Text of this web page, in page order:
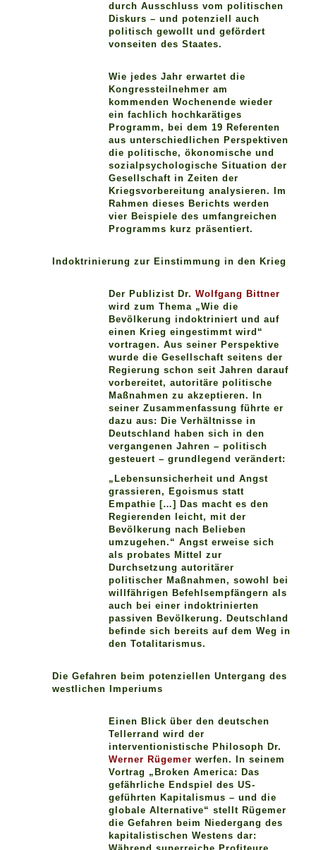
durch Ausschluss vom politischen
Diskurs – und potenziell auch
politisch gewollt und gefördert
vonseiten des Staates.
Wie jedes Jahr erwartet die
Kongressteilnehmer am
kommenden Wochenende wieder
ein fachlich hochkarätiges
Programm, bei dem 19 Referenten
aus unterschiedlichen Perspektiven
die politische, ökonomische und
sozialpsychologische Situation der
Gesellschaft in Zeiten der
Kriegsvorbereitung analysieren. Im
Rahmen dieses Berichts werden
vier Beispiele des umfangreichen
Programms kurz präsentiert.
Indoktrinierung zur Einstimmung in den Krieg
Der Publizist Dr.Wolfgang Bittner
wird zum Thema „Wie die
Bevölkerung indoktriniert und auf
einen Krieg eingestimmt wird“
vortragen. Aus seiner Perspektive
wurde die Gesellschaft seitens der
Regierung schon seit Jahren darauf
vorbereitet, autoritäre politische
Maßnahmen zu akzeptieren. In
seiner Zusammenfassung führte er
dazu aus: Die Verhältnisse in
Deutschland haben sich in den
vergangenen Jahren – politisch
gesteuert – grundlegend verändert:
„Lebensunsicherheit und Angst
grassieren, Egoismus statt
Empathie […] Das macht es den
Regierenden leicht, mit der
Bevölkerung nach Belieben
umzugehen.“ Angst erweise sich
als probates Mittel zur
Durchsetzung autoritärer
politischer Maßnahmen, sowohl bei
willfährigen Befehlsempfängern als
auch bei einer indoktrinierten
passiven Bevölkerung. Deutschland
befinde sich bereits auf dem Weg in
den Totalitarismus.
Die Gefahren beim potenziellen Untergang des
westlichen Imperiums
Einen Blick über den deutschen
Tellerrand wird der
interventionistische Philosoph Dr.
Werner Rügemer werfen. In seinem
Vortrag „Broken America: Das
gefährliche Endspiel des US-
geführten Kapitalismus – und die
globale Alternative“ stellt Rügemer
die Gefahren beim Niedergang des
kapitalistischen Westens dar: